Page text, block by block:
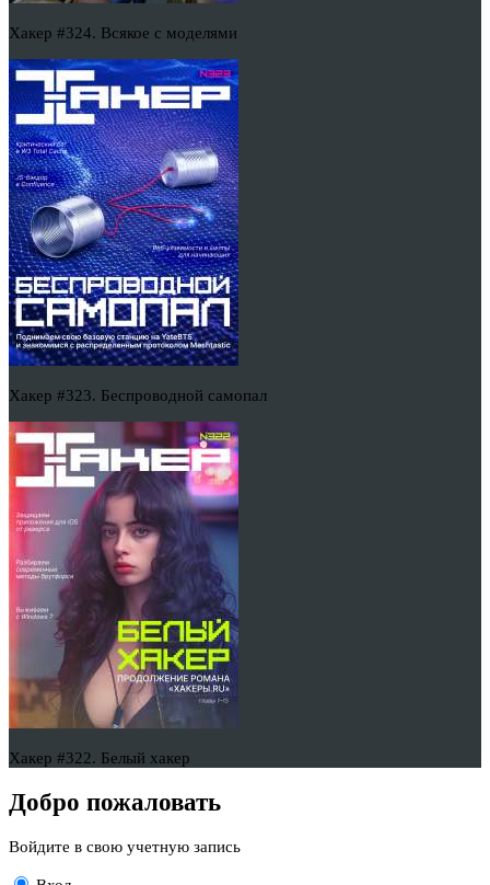
Хакер #324. Всякое с моделями
Хакер #323. Беспроводной самопал
Хакер #322. Белый хакер
Добро пожаловать
Войдите в свою учетную запись